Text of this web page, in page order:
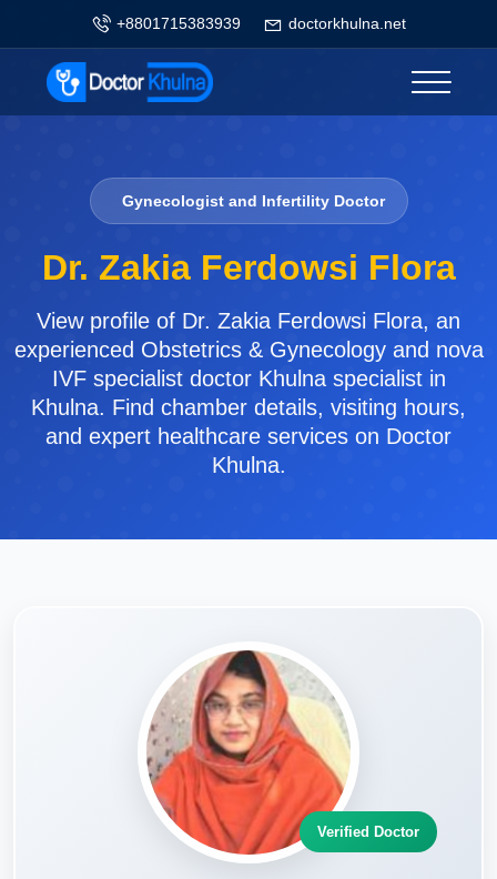
+8801715383939 doctorkhulna.net
Gynecologist and Infertility Doctor
Dr. Zakia Ferdowsi Flora
View profile of Dr. Zakia Ferdowsi Flora, an
experienced Obstetrics & Gynecology and nova
IVF specialist doctor Khulna specialist in
Khulna. Find chamber details, visiting hours,
and expert healthcare services on Doctor
Khulna.
Verified Doctor